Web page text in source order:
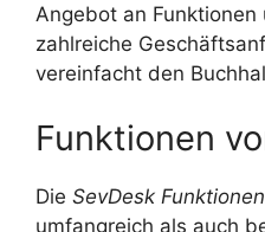
Angebot an
zahlreiche
vereinfacht den
Funktionen
Die SevDesk Funktionen
umfangreich als auch